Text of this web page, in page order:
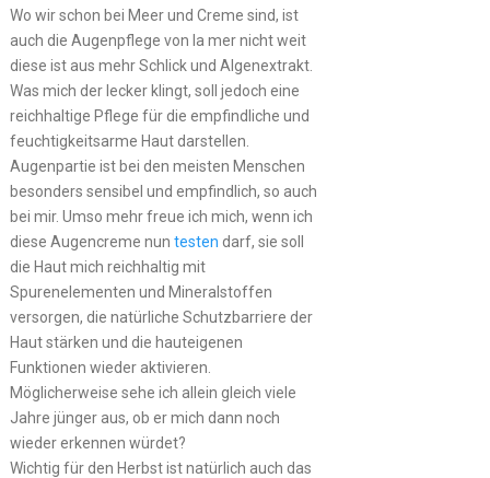
Wo wir schon bei Meer und Creme sind, ist
auch die Augenpflege von la mer nicht weit
diese ist aus mehr Schlick und Algenextrakt.
Was mich der lecker klingt, soll jedoch eine
reichhaltige Pflege für die empfindliche und
feuchtigkeitsarme Haut darstellen.
Augenpartie ist bei den meisten Menschen
besonders sensibel und empfindlich, so auch
bei mir. Umso mehr freue ich mich, wenn ich
diese Augencreme nun testen darf, sie soll
die Haut mich reichhaltig mit
Spurenelementen und Mineralstoffen
versorgen, die natürliche Schutzbarriere der
Haut stärken und die hauteigenen
Funktionen wieder aktivieren.
Möglicherweise sehe ich allein gleich viele
Jahre jünger aus, ob er mich dann noch
wieder erkennen würdet?
Wichtig für den Herbst ist natürlich auch das